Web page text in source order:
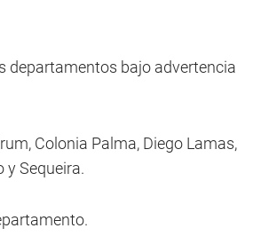
departamentos bajo advertencia
Colonia Palma, Diego Lamas,
y Sequeira.